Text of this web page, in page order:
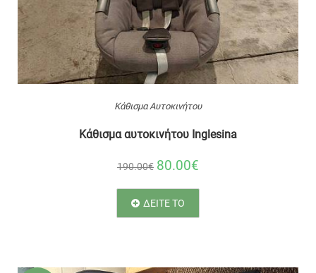
Κάθισμα Αυτοκινήτου
Κάθισμα αυτοκινήτου Inglesina
190.00€ 80.00€
ΔΕΙΤΕ ΤΟ